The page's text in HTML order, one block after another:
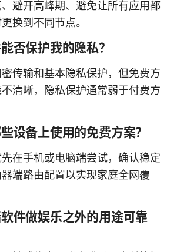
避开高峰期、避免让所有应用都
换到不同节点。
否保护我的隐私？
传输和基本隐私保护，但免费方
清晰，隐私保护通常弱于付费方
设备上使用的免费方案？
在手机或电脑端尝试，确认稳定
端路由配置以实现家庭全网覆
件做娱乐之外的用途可靠